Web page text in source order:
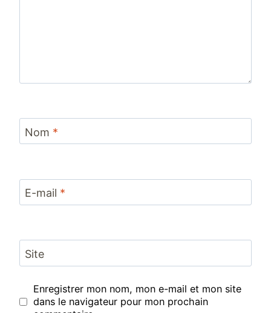
Nom *
E-mail *
Site
Enregistrer mon nom, mon e-mail et mon site
dans le navigateur pour mon prochain